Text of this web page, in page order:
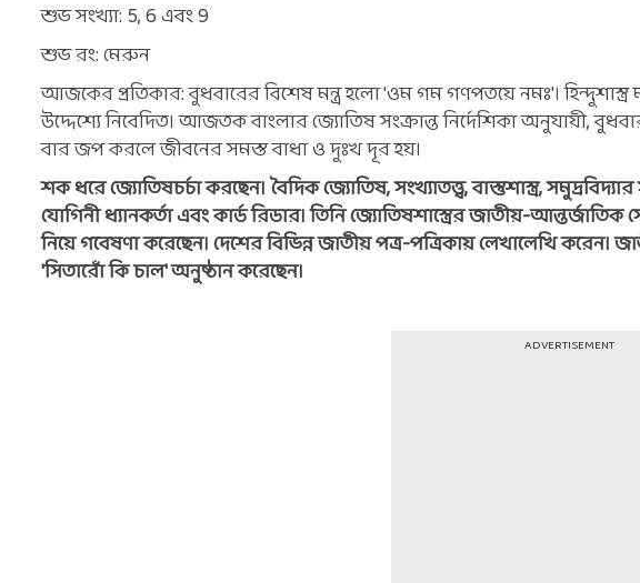
শুভ সংখ্যা: 5, 6 এবং 9
শুভ রং: মেরুন
আজকের প্রতিকার: বুধবারের বিশেষ মন্ত্র হলো 'ওম গম গণপতয়ে নমঃ'। হিন্দুশাস্ত্র
উদ্দেশ্যে নিবেদিত। আজতক বাংলার জ্যোতিষ সংক্রান্ত নির্দেশিকা অনুযায়ী,
বার জপ করলে জীবনের সমস্ত বাধা ও দুঃখ দূর হয়।
শক ধরে জ্যোতিষচর্চা করছেন। বৈদিক জ্যোতিষ, সংখ্যাতত্ত্ব, বাস্তুশাস্ত্র,
যোগিনী ধ্যানকর্তা এবং কার্ড রিডার। তিনি জ্যোতিষশাস্ত্রের জাতীয়-আন্তর্জাতিক
নিয়ে গবেষণা করেছেন। দেশের বিভিন্ন জাতীয় পত্র-পত্রিকায় লেখালেখি করেন।
'সিতারোঁ কি চাল' অনুষ্ঠান করেছেন।
ADVERTISEMENT